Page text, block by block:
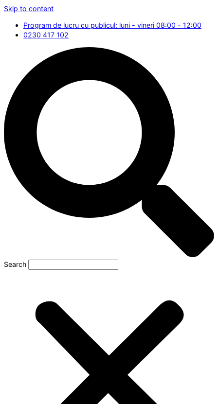
Skip to content
Program de lucru cu publicul: luni - vineri 08:00 - 12:00
0230 417 102
Search